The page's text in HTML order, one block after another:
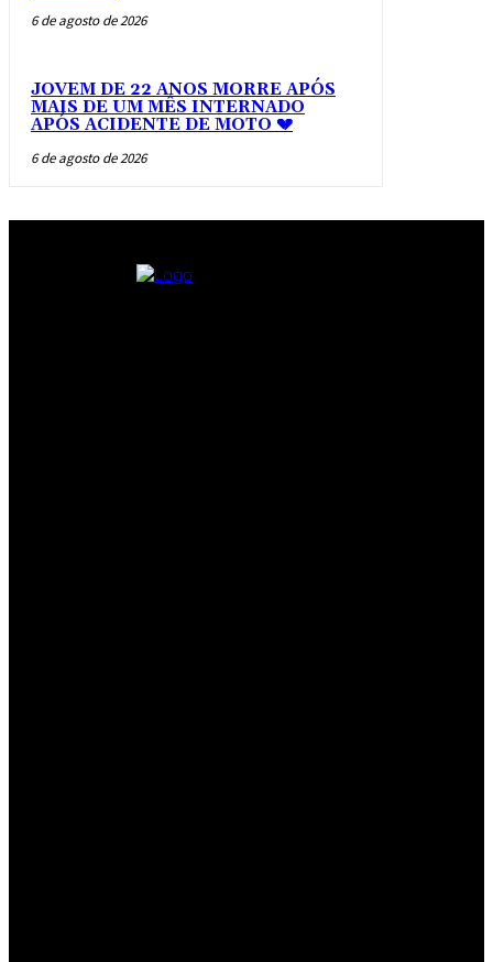
6 de agosto de 2026
JOVEM DE 22 ANOS MORRE APÓS
MAIS DE UM MÊS INTERNADO
APÓS ACIDENTE DE MOTO 💔
6 de agosto de 2026